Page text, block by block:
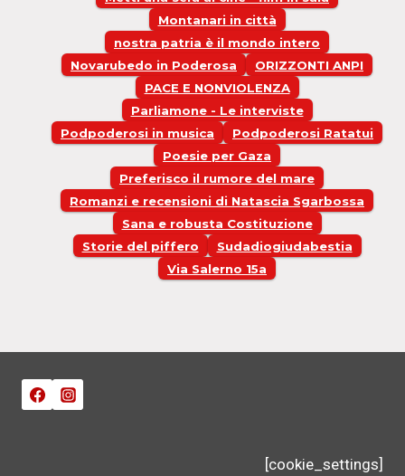
Montanari in città
nostra patria è il mondo intero
Novarubedo in Poderosa
ORIZZONTI ANPI
PACE E NONVIOLENZA
Parliamone - Le interviste
Podpoderosi in musica
Podpoderosi Ratatui
Poesie per Gaza
Preferisco il rumore del mare
Romanzi e recensioni di Natascia Sgarbossa
Sana e robusta Costituzione
Storie del piffero
Sudadiogiudabestia
Via Salerno 15a
[cookie_settings]